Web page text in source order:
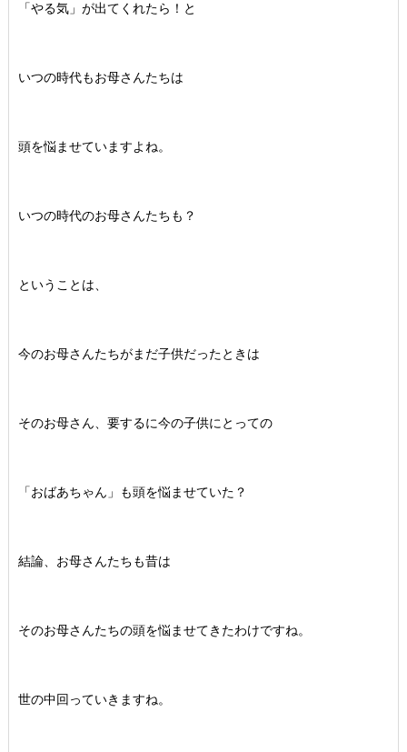
「やる気」が出てくれたら！と
いつの時代もお母さんたちは
頭を悩ませていますよね。
いつの時代のお母さんたちも？
ということは、
今のお母さんたちがまだ子供だったときは
そのお母さん、要するに今の子供にとっての
「おばあちゃん」も頭を悩ませていた？
結論、お母さんたちも昔は
そのお母さんたちの頭を悩ませてきたわけですね。
世の中回っていきますね。